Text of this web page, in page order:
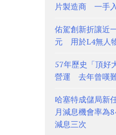
片製造商 一手
佑駕創新折讓近
元 用於L4無人
57年歷史「頂好
營運 去年曾嘆
哈塞特成儲局
月減息機會率為
減息三次